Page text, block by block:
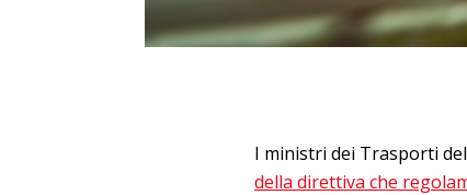
I ministri dei Trasporti
della direttiva che